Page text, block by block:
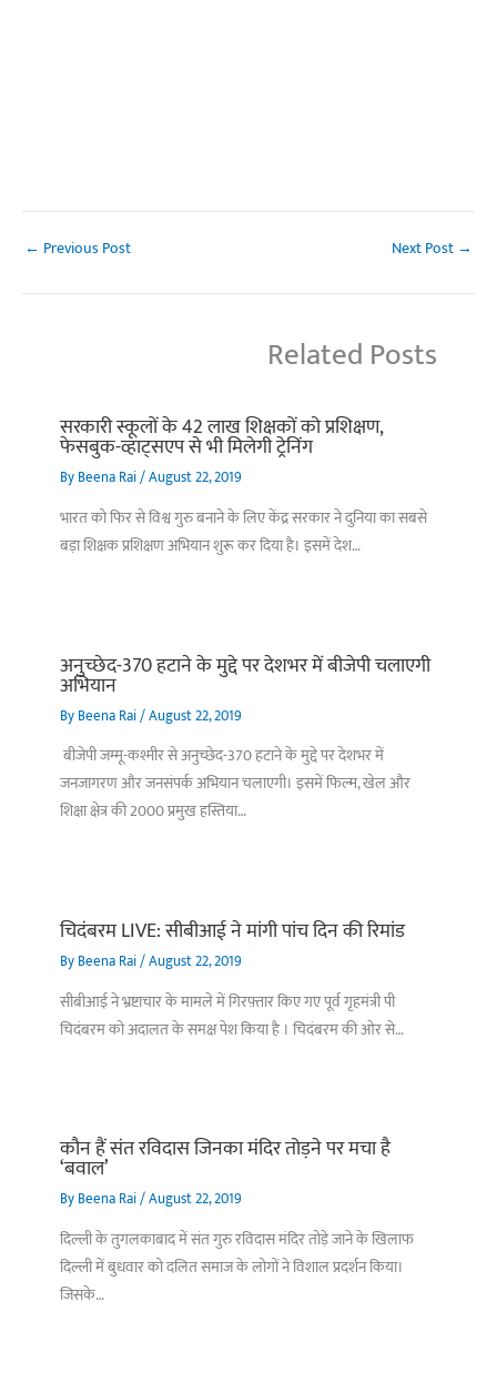
← Previous Post Next Post →
Related Posts
सरकारी स्कूलों के 42 लाख शिक्षकों को प्रशिक्षण,
फेसबुक-व्हाट्सएप से भी मिलेगी ट्रेनिंग
ByBeena Rai/August 22, 2019
भारत को फिर से विश्व गुरु बनाने के लिए केंद्र सरकार ने दुनिया का सबसे
बड़ा शिक्षक प्रशिक्षण अभियान शुरू कर दिया है। इसमें देश…
अनुच्छेद-370 हटाने के मुद्दे पर देशभर में बीजेपी चलाएगी
अभियान
ByBeena Rai/August 22, 2019
बीजेपी जम्मू-कश्मीर से अनुच्छेद-370 हटाने के मुद्दे पर देशभर में
जनजागरण और जनसंपर्क अभियान चलाएगी। इसमें फिल्म, खेल और
शिक्षा क्षेत्र की 2000 प्रमुख हस्तिया…
चिदंबरम LIVE: सीबीआई ने मांगी पांच दिन की रिमांड
ByBeena Rai/August 22, 2019
सीबीआई ने भ्रष्टाचार के मामले में गिरफ़्तार किए गए पूर्व गृहमंत्री पी
चिदंबरम को अदालत के समक्ष पेश किया है । चिदंबरम की ओर से…
कौन हैं संत रविदास जिनका मंदिर तोड़ने पर मचा है
‘बवाल’
ByBeena Rai/August 22, 2019
दिल्ली के तुगलकाबाद में संत गुरु रविदास मंदिर तोड़े जाने के खिलाफ
दिल्ली में बुधवार को दलित समाज के लोगों ने विशाल प्रदर्शन किया।
जिसके…